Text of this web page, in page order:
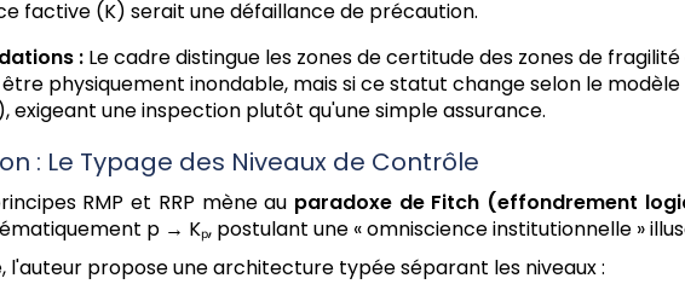
factive (K) serait une défaillance de précaution.
: Le cadre distingue les zones de certitude des zones de
physiquement inondable, mais si ce statut change selon le
exigeant une inspection plutôt qu'une simple assurance.
: Le Typage des Niveaux de Contrôle
RMP et RRP mène au paradoxe de Fitch (effondrement
p → Kₚ, postulant une « omniscience institutionnelle »
l'auteur propose une architecture typée séparant les niveaux :